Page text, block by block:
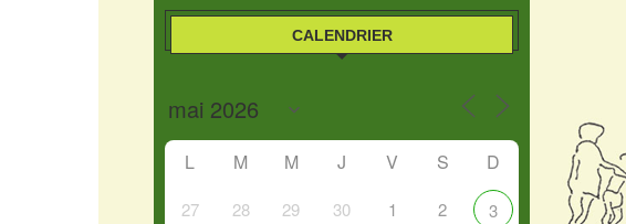
CALENDRIER
L M M J V S D
27 28 29 30 1 2 3